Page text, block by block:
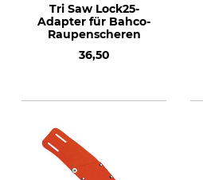
Tri Saw Lock25-
Adapter für Bahco-
Raupenscheren
36,50